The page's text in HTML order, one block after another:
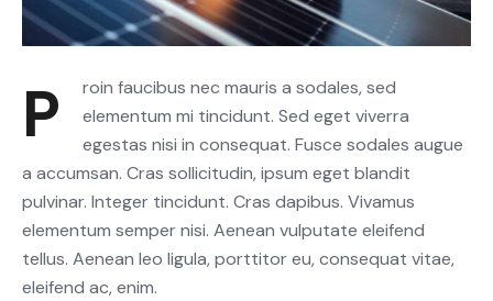
Proin faucibus nec mauris a sodales, sed
elementum mi tincidunt. Sed eget viverra
egestas nisi in consequat. Fusce sodales augue
a accumsan. Cras sollicitudin, ipsum eget blandit
pulvinar. Integer tincidunt. Cras dapibus. Vivamus
elementum semper nisi. Aenean vulputate eleifend
tellus. Aenean leo ligula, porttitor eu, consequat vitae,
eleifend ac, enim.